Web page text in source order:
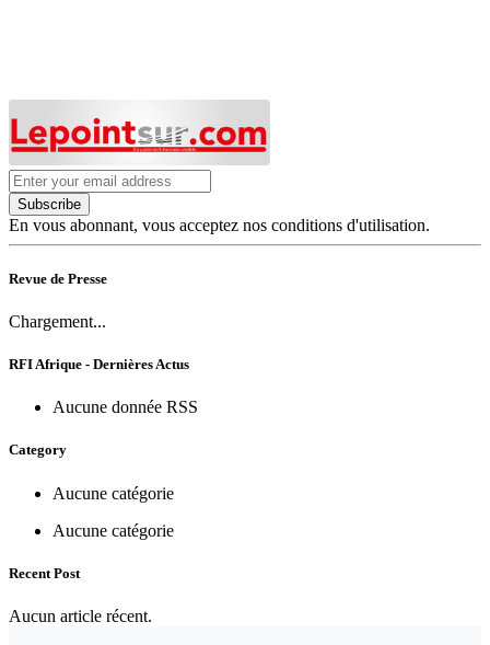
Subscribe
En vous abonnant, vous acceptez nos conditions d'utilisation.
Revue de Presse
Chargement...
RFI Afrique - Dernières Actus
Aucune donnée RSS
Category
Aucune catégorie
Aucune catégorie
Recent Post
Aucun article récent.